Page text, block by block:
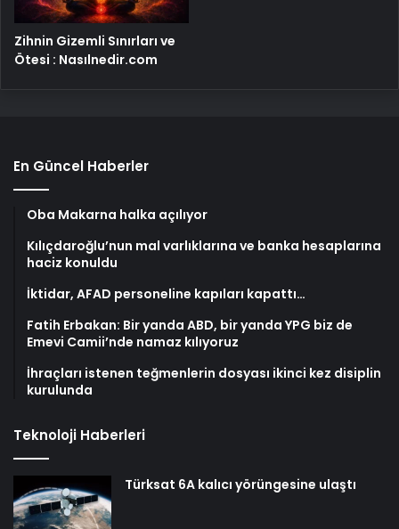
Zihnin Gizemli Sınırları ve
Ötesi : Nasılnedir.com
En Güncel Haberler
Oba Makarna halka açılıyor
Kılıçdaroğlu’nun mal varlıklarına ve banka hesaplarına
haciz konuldu
İktidar, AFAD personeline kapıları kapattı…
Fatih Erbakan: Bir yanda ABD, bir yanda YPG biz de
Emevi Camii’nde namaz kılıyoruz
İhraçları istenen teğmenlerin dosyası ikinci kez disiplin
kurulunda
Teknoloji Haberleri
Türksat 6A kalıcı yörüngesine ulaştı